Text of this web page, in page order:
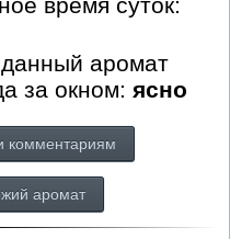
аромат
за окном: ясно
комментариям
аромат